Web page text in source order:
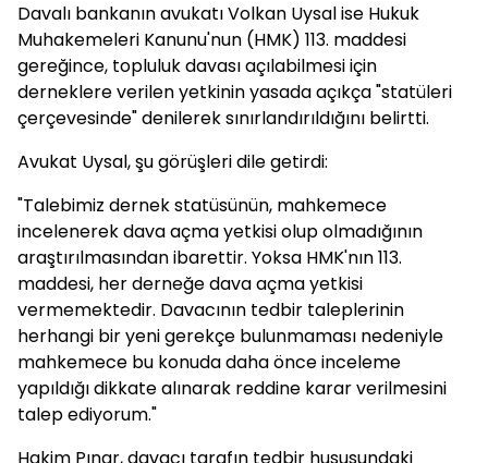
Davalı bankanın avukatı Volkan Uysal ise Hukuk
Muhakemeleri Kanunu'nun (HMK) 113. maddesi
gereğince, topluluk davası açılabilmesi için
derneklere verilen yetkinin yasada açıkça "statüleri
çerçevesinde" denilerek sınırlandırıldığını belirtti.
Avukat Uysal, şu görüşleri dile getirdi:
"Talebimiz dernek statüsünün, mahkemece
incelenerek dava açma yetkisi olup olmadığının
araştırılmasından ibarettir. Yoksa HMK'nın 113.
maddesi, her derneğe dava açma yetkisi
vermemektedir. Davacının tedbir taleplerinin
herhangi bir yeni gerekçe bulunmaması nedeniyle
mahkemece bu konuda daha önce inceleme
yapıldığı dikkate alınarak reddine karar verilmesini
talep ediyorum."